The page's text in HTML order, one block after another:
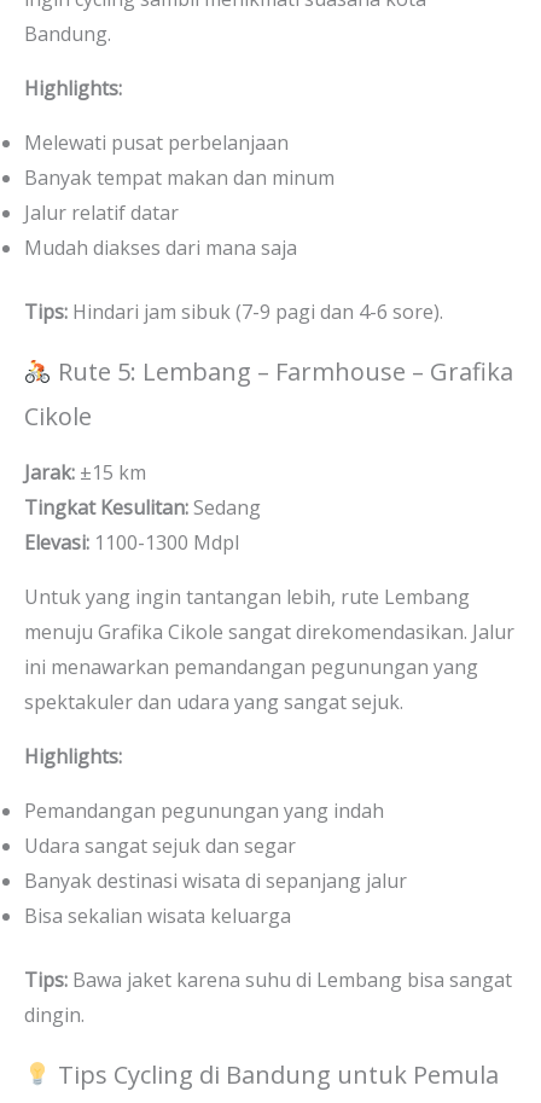
Bandung.
Highlights:
Melewati pusat perbelanjaan
Banyak tempat makan dan minum
Jalur relatif datar
Mudah diakses dari mana saja
Tips: Hindari jam sibuk (7-9 pagi dan 4-6 sore).
Rute 5: Lembang – Farmhouse – Grafika
Cikole
Jarak: ±15 km
Tingkat Kesulitan:Sedang
Elevasi: 1100-1300 Mdpl
Untuk yang ingin tantangan lebih, rute Lembang
menuju Grafika Cikole sangat direkomendasikan. Jalur
ini menawarkan pemandangan pegunungan yang
spektakuler dan udara yang sangat sejuk.
Highlights:
Pemandangan pegunungan yang indah
Udara sangat sejuk dan segar
Banyak destinasi wisata di sepanjang jalur
Bisa sekalian wisata keluarga
Tips: Bawa jaket karena suhu di Lembang bisa sangat
dingin.
Tips Cycling di Bandung untuk Pemula